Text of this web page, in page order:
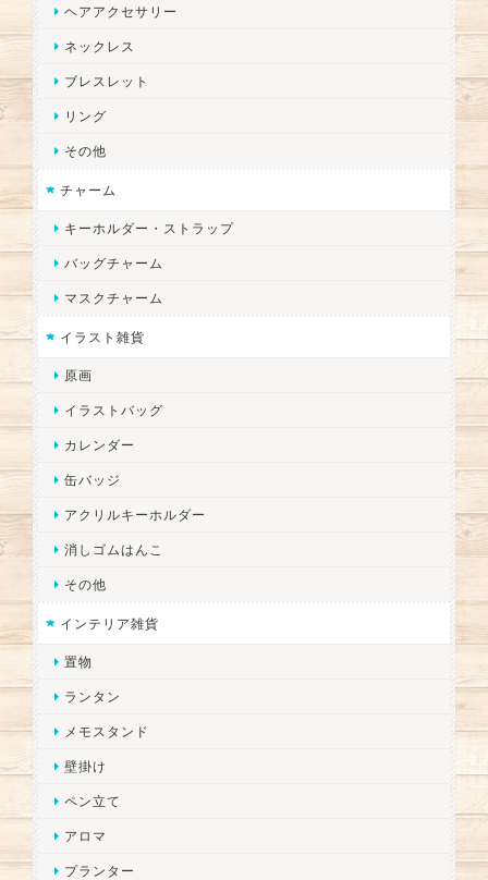
ヘアアクセサリー
ネックレス
ブレスレット
リング
その他
チャーム
キーホルダー・ストラップ
バッグチャーム
マスクチャーム
イラスト雑貨
原画
イラストバッグ
カレンダー
缶バッジ
アクリルキーホルダー
消しゴムはんこ
その他
インテリア雑貨
置物
ランタン
メモスタンド
壁掛け
ペン立て
アロマ
プランター